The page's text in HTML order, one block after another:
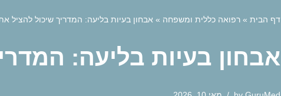
דף הבית » רפואה כללית ומשפחה » אבחון בעיות בליעה: המדריך שיכול להציל
אבחון בעיות בליעה: